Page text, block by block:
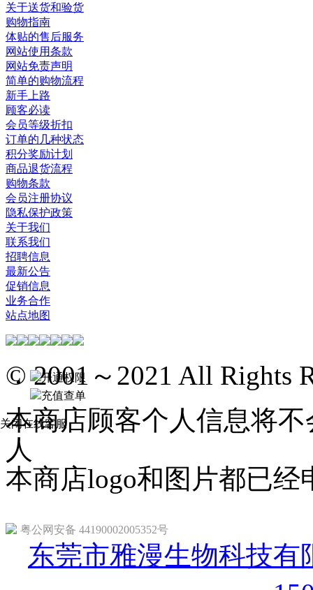
关于送货和验货
购物指南
体贴的售后服务
网站使用条款
网站免责声明
简单的购物流程
新手上路
顾客必读
会员等级折扣
订单的几种状态
积分奖励计划
商品退货流程
购物条款
会员注册协议
隐私保护政策
关于我们
联系我们
招聘信息
最新公告
促销信息
业务合作
站点地图
开通权限
充值查单
关闭在线客服
© 2001～2021 All Rights
本商店顾客个人信息将
人
本商店logo和图片都已
粤公网安备 44190002005352号
东莞市雅漫生物科技有